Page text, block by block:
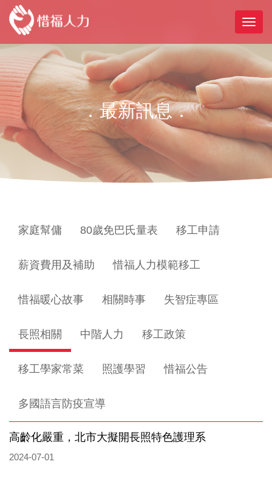
．最新訊息．
家庭幫傭 80歲免巴氏量表 移工申請
薪資費用及補助 惜福人力模範移工
惜福暖心故事 相關時事 失智症專區
長照相關 中階人力 移工政策
移工學家常菜 照護學習 惜福公告
多國語言防疫宣導
高齡化嚴重，北市大擬開長照特色護理系
2024-07-01